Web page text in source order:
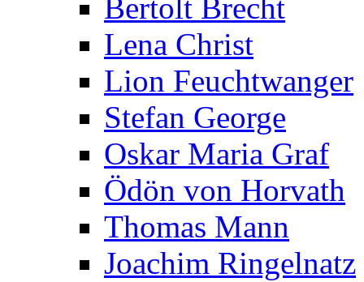
Bertolt Brecht
Lena Christ
Lion Feuchtwanger
Stefan George
Oskar Maria Graf
Ödön von Horvath
Thomas Mann
Joachim Ringelnatz